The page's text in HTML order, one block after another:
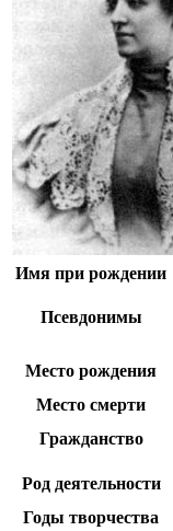
Имя при рождении
Псевдонимы
Место рождения
Место смерти
Гражданство
Род деятельности
Годы творчества